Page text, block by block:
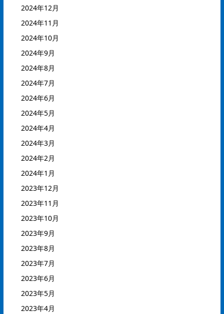
2024年12月
2024年11月
2024年10月
2024年9月
2024年8月
2024年7月
2024年6月
2024年5月
2024年4月
2024年3月
2024年2月
2024年1月
2023年12月
2023年11月
2023年10月
2023年9月
2023年8月
2023年7月
2023年6月
2023年5月
2023年4月